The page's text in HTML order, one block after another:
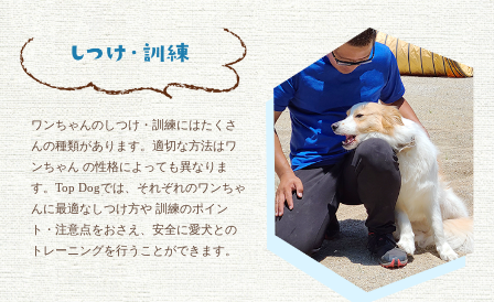
ワンちゃんのしつけ・訓練にはたくさ
んの種類があります。適切な方法はワ
ンちゃん の性格によっても異なりま
す。Top Dogでは、それぞれのワンちゃ
んに最適なしつけ方や 訓練のポイン
ト・注意点をおさえ、安全に愛犬との
トレーニングを行うことができます。